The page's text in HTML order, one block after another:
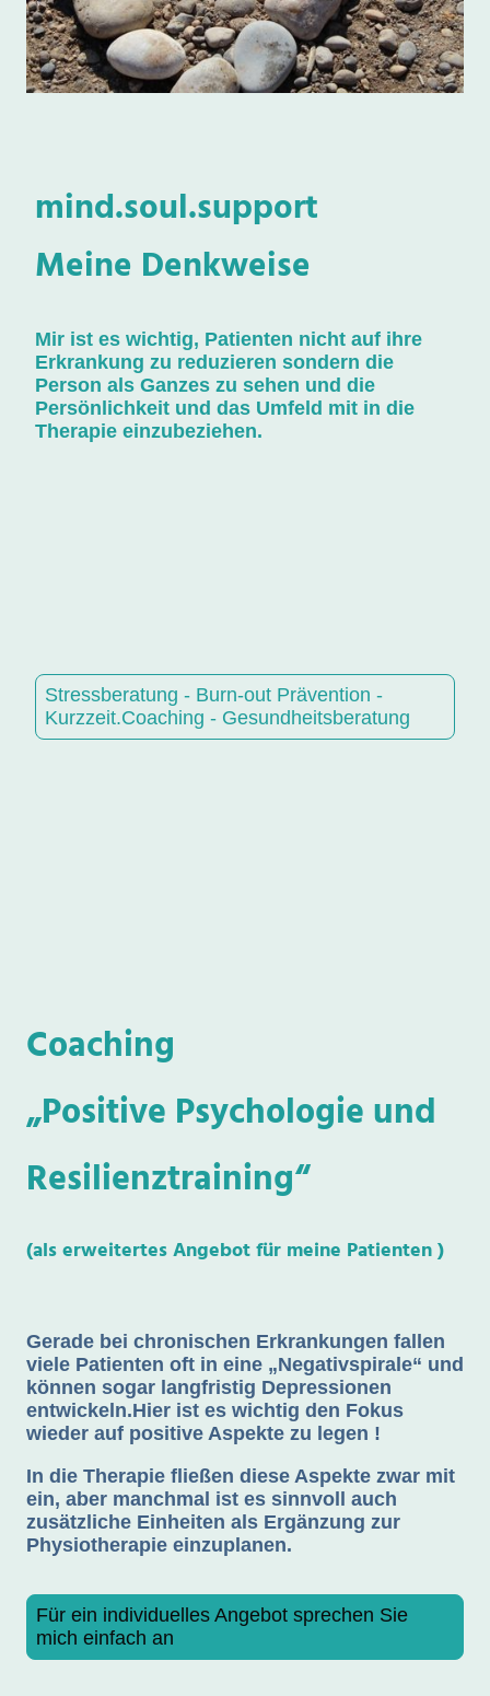
mind.soul.support
Meine Denkweise
Mir ist es wichtig, Patienten nicht auf ihre
Erkrankung zu reduzieren sondern die
Person als Ganzes zu sehen und die
Persönlichkeit und das Umfeld mit in die
Therapie einzubeziehen.
Stressberatung - Burn-out Prävention -
Kurzzeit.Coaching - Gesundheitsberatung
Coaching
„Positive Psychologie und
Resilienztraining“
(als erweitertes Angebot für meine Patienten )
Gerade bei chronischen Erkrankungen fallen
viele Patienten oft in eine „Negativspirale“ und
können sogar langfristig Depressionen
entwickeln.Hier ist es wichtig den Fokus
wieder auf positive Aspekte zu legen !
In die Therapie fließen diese Aspekte zwar mit
ein, aber manchmal ist es sinnvoll auch
zusätzliche Einheiten als Ergänzung zur
Physiotherapie einzuplanen.
Für ein individuelles Angebot sprechen Sie
mich einfach an